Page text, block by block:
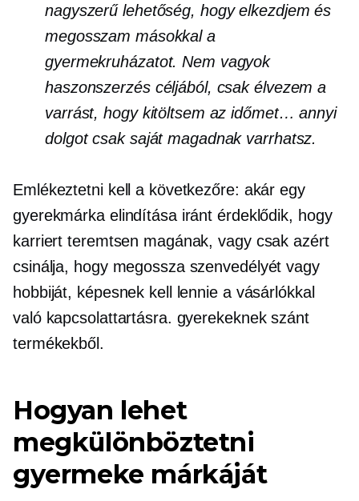
nagyszerű lehetőség, hogy elkezdjem és
megosszam másokkal a
gyermekruházatot. Nem vagyok
haszonszerzés céljából, csak élvezem a
varrást, hogy kitöltsem az időmet… annyi
dolgot csak saját magadnak varrhatsz.
Emlékeztetni kell a következőre: akár egy
gyerekmárka elindítása iránt érdeklődik, hogy
karriert teremtsen magának, vagy csak azért
csinálja, hogy megossza szenvedélyét vagy
hobbiját, képesnek kell lennie a vásárlókkal
való kapcsolattartásra. gyerekeknek szánt
termékekből.
Hogyan lehet
megkülönböztetni
gyermeke márkáját